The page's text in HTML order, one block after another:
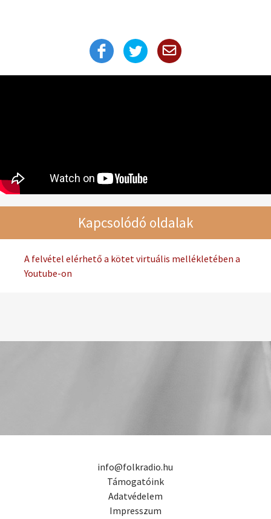
Kapcsolódó oldalak
A felvétel elérhető a kötet virtuális mellékletében a
Youtube-on
info@folkradio.hu
Támogatóink
Adatvédelem
Impresszum